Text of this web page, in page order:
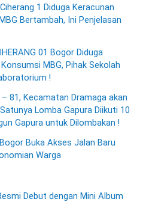
1 Diduga Keracunan
Bertambah, Ini Penjelasan
01 Bogor Diduga
MBG, Pihak Sekolah
!
81, Kecamatan Dramaga akan
Lomba Gapura Diikuti 10
Gapura untuk Dilombakan !
Buka Akses Jalan Baru
Warga
Debut dengan Mini Album